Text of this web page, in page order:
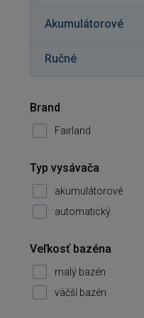
Akumulátorové
Ručné
Brand
Fairland
Typ vysávača
akumulátorové
automatický
Veľkosť bazéna
malý bazén
väčší bazén